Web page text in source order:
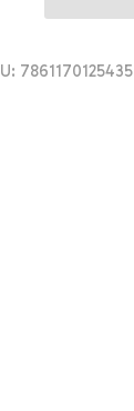
7861170125435